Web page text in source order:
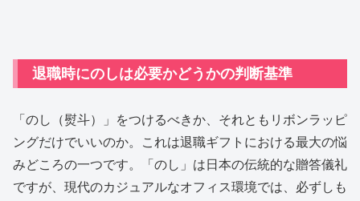
退職時にのしは必要かどうかの判断基準
「のし（熨斗）」をつけるべきか、それともリボンラッピ
ングだけでいいのか。これは退職ギフトにおける最大の悩
みどころの一つです。「のし」は日本の伝統的な贈答儀礼
ですが、現代のカジュアルなオフィス環境では、必ずしも